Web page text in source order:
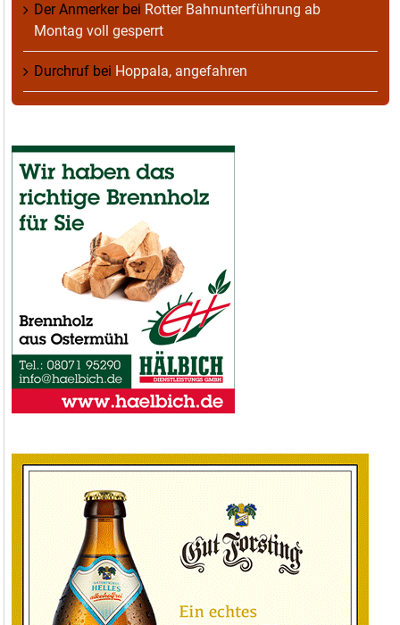
Der Anmerkerbei Rotter Bahnunterführung ab
Montag voll gesperrt
Durchruf bei Hoppala, angefahren